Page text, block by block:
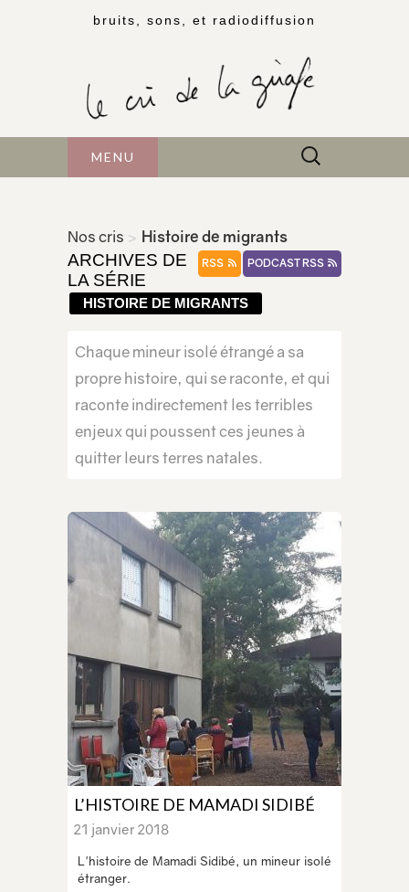
bruits, sons, et radiodiffusion
MENU Rechercher :
Nos cris > Histoire de migrants
PODCAST RSS
RSS
ARCHIVES DE
LA SÉRIE
HISTOIRE DE MIGRANTS
Chaque mineur isolé étrangé a sa
propre histoire, qui se raconte, et qui
raconte indirectement les terribles
enjeux qui poussent ces jeunes à
quitter leurs terres natales.
L’HISTOIRE DE MAMADI SIDIBÉ
21 janvier 2018
L'histoire de Mamadi Sidibé, un mineur isolé
étranger.